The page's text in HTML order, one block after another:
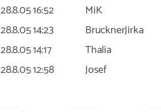
28.8.05 16:52
MiK
28.8.05 14:23
BrucknerJirka
28.8.05 14:17
Thalia
28.8.05 12:58 Josef